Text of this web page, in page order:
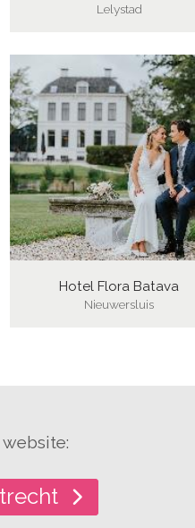
Lelystad
Hotel Flora Batava
Nieuwersluis